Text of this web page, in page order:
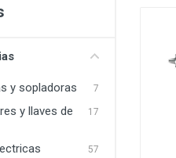
y sopladoras 7
y llaves de
17
57